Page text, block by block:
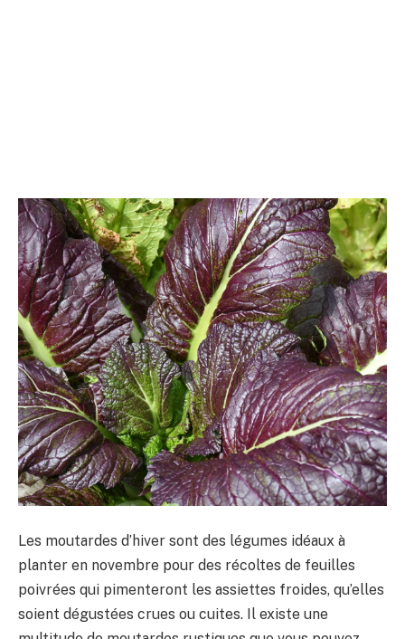
Les moutardes d’hiver sont des légumes idéaux à
planter en novembre pour des récoltes de feuilles
poivrées qui pimenteront les assiettes froides, qu’elles
soient dégustées crues ou cuites. Il existe une